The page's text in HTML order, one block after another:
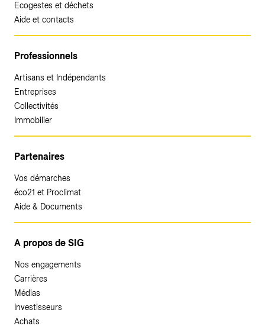
Ecogestes et déchets
Aide et contacts
Professionnels
Artisans et Indépendants
Entreprises
Collectivités
Immobilier
Partenaires
Vos démarches
éco21 et Proclimat
Aide & Documents
A propos de SIG
Nos engagements
Carrières
Médias
Investisseurs
Achats